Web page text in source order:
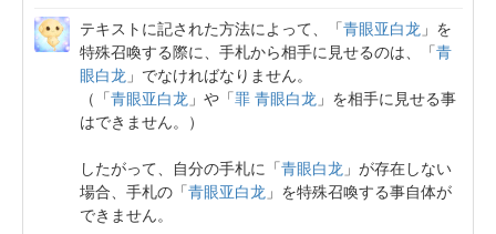
テキストに記された方法によって、「青眼亚白龙 」を
特殊召喚する際に、手札から相手に見せるのは、「青
眼白龙 」でなければなりません。
（「青眼亚白龙 」や「罪 青眼白龙 」を相手に見せる事
はできません。）
したがって、自分の手札に「青眼白龙 」が存在しない
場合、手札の「青眼亚白龙 」を特殊召喚する事自体が
できません。